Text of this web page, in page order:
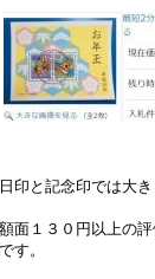
印と記念印では大き
面１３０円以上の評
す。